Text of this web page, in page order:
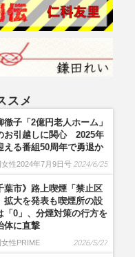
スメ
徹子「2億円老人ホーム」
お引越しに関心 2025年
える番組50周年で勇退か
性2024年7月9日号 2024/6/25
葉市》路上喫煙「禁止区
拡大を発表も喫煙所の設
「0」、分煙対策の行方を
体に直撃
性PRIME 2026/5/27